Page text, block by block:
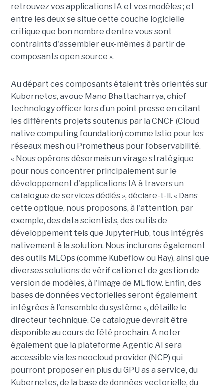
retrouvez vos applications IA et vos modèles ; et
entre les deux se situe cette couche logicielle
critique que bon nombre d'entre vous sont
contraints d'assembler eux-mêmes à partir de
composants open source ».
Au départ ces composants étaient très orientés sur
Kubernetes, avoue Mano Bhattacharrya, chief
technology officer lors d’un point presse en citant
les différents projets soutenus par la CNCF (Cloud
native computing foundation) comme Istio pour les
réseaux mesh ou Prometheus pour l’observabilité.
« Nous opérons désormais un virage stratégique
pour nous concentrer principalement sur le
développement d'applications IA à travers un
catalogue de services dédiés », déclare-t-il. « Dans
cette optique, nous proposons, à l'attention, par
exemple, des data scientists, des outils de
développement tels que JupyterHub, tous intégrés
nativement à la solution. Nous inclurons également
des outils MLOps (comme Kubeflow ou Ray), ainsi que
diverses solutions de vérification et de gestion de
version de modèles, à l'image de MLflow. Enfin, des
bases de données vectorielles seront également
intégrées à l'ensemble du système », détaille le
directeur technique. Ce catalogue devrait être
disponible au cours de l’été prochain. A noter
également que la plateforme Agentic AI sera
accessible via les neocloud provider (NCP) qui
pourront proposer en plus du GPU as a service, du
Kubernetes, de la base de données vectorielle, du